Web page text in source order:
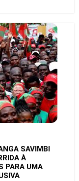
SAVIMBI
À
PARA UMA